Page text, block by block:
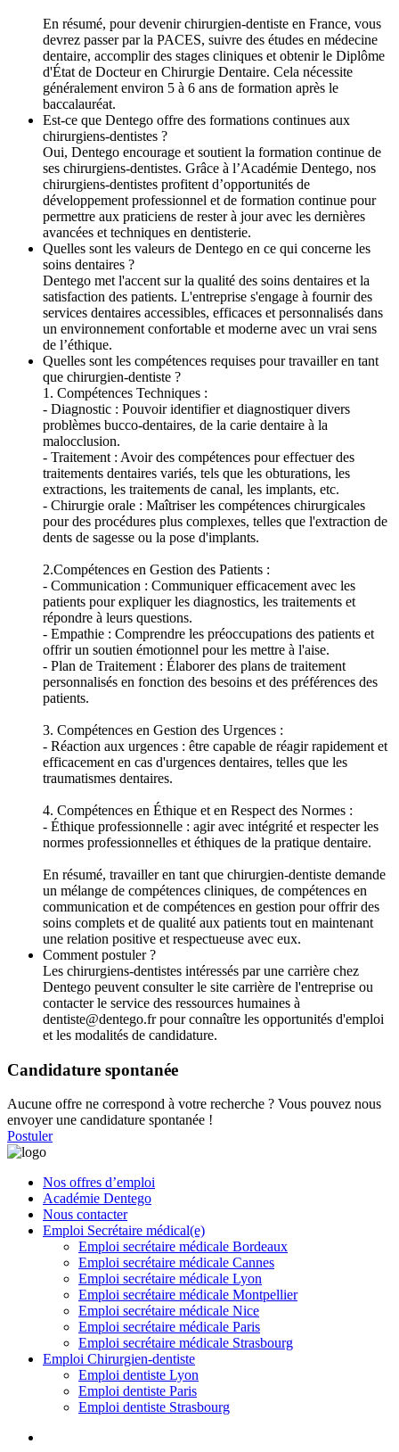
En résumé, pour devenir chirurgien-dentiste en France, vous
devrez passer par la PACES, suivre des études en médecine
dentaire, accomplir des stages cliniques et obtenir le Diplôme
d'État de Docteur en Chirurgie Dentaire. Cela nécessite
généralement environ 5 à 6 ans de formation après le
baccalauréat.
Est-ce que Dentego offre des formations continues aux
chirurgiens-dentistes ?
Oui, Dentego encourage et soutient la formation continue de
ses chirurgiens-dentistes. Grâce à l’Académie Dentego, nos
chirurgiens-dentistes profitent d’opportunités de
développement professionnel et de formation continue pour
permettre aux praticiens de rester à jour avec les dernières
avancées et techniques en dentisterie.
Quelles sont les valeurs de Dentego en ce qui concerne les
soins dentaires ?
Dentego met l'accent sur la qualité des soins dentaires et la
satisfaction des patients. L'entreprise s'engage à fournir des
services dentaires accessibles, efficaces et personnalisés dans
un environnement confortable et moderne avec un vrai sens
de l’éthique.
Quelles sont les compétences requises pour travailler en tant
que chirurgien-dentiste ?
1. Compétences Techniques :
- Diagnostic : Pouvoir identifier et diagnostiquer divers
problèmes bucco-dentaires, de la carie dentaire à la
malocclusion.
- Traitement : Avoir des compétences pour effectuer des
traitements dentaires variés, tels que les obturations, les
extractions, les traitements de canal, les implants, etc.
- Chirurgie orale : Maîtriser les compétences chirurgicales
pour des procédures plus complexes, telles que l'extraction de
dents de sagesse ou la pose d'implants.
2.Compétences en Gestion des Patients :
- Communication : Communiquer efficacement avec les
patients pour expliquer les diagnostics, les traitements et
répondre à leurs questions.
- Empathie : Comprendre les préoccupations des patients et
offrir un soutien émotionnel pour les mettre à l'aise.
- Plan de Traitement : Élaborer des plans de traitement
personnalisés en fonction des besoins et des préférences des
patients.
3. Compétences en Gestion des Urgences :
- Réaction aux urgences : être capable de réagir rapidement et
efficacement en cas d'urgences dentaires, telles que les
traumatismes dentaires.
4. Compétences en Éthique et en Respect des Normes :
- Éthique professionnelle : agir avec intégrité et respecter les
normes professionnelles et éthiques de la pratique dentaire.
En résumé, travailler en tant que chirurgien-dentiste demande
un mélange de compétences cliniques, de compétences en
communication et de compétences en gestion pour offrir des
soins complets et de qualité aux patients tout en maintenant
une relation positive et respectueuse avec eux.
Comment postuler ?
Les chirurgiens-dentistes intéressés par une carrière chez
Dentego peuvent consulter le site carrière de l'entreprise ou
contacter le service des ressources humaines à
dentiste@dentego.fr pour connaître les opportunités d'emploi
et les modalités de candidature.
Candidature spontanée
Aucune offre ne correspond à votre recherche ? Vous pouvez nous
envoyer une candidature spontanée !
Postuler
Nos offres d’emploi
Académie Dentego
Nous contacter
Emploi Secrétaire médical(e)
Emploi secrétaire médicale Bordeaux
Emploi secrétaire médicale Cannes
Emploi secrétaire médicale Lyon
Emploi secrétaire médicale Montpellier
Emploi secrétaire médicale Nice
Emploi secrétaire médicale Paris
Emploi secrétaire médicale Strasbourg
Emploi Chirurgien-dentiste
Emploi dentiste Lyon
Emploi dentiste Paris
Emploi dentiste Strasbourg